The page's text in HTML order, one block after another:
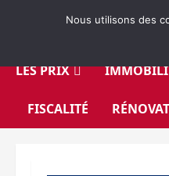
LES PRIX
FISCALITÉ
Nous utilisons des